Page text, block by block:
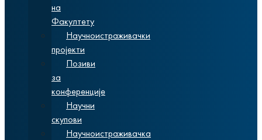
на
Факултету
Научноистраживачки
пројекти
Позиви
за
конференције
Научни
скупови
Научноистраживачка